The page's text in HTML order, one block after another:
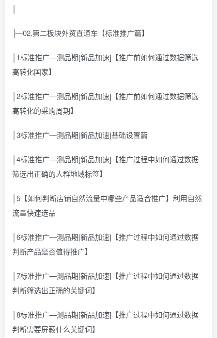
├─02.第二板块外贸直通车【标准推广篇】
│1标准推广—测品期[新品加速]【推广前如何通过数据筛选
高转化国家】
│2标准推广—测品期[新品加速]【推广前如何通过数据筛选
高转化的采购周期】
│3标准推广—测品期[新品加速]基础设置篇
│4标准推广—测品期[新品加速]【推广过程中如何通过数据
筛选出正确的人群地域标签】
│5【如何判断店铺自然流量中哪些产品适合推广】利用自然
流量快速选品
│6标准推广—测品期[新品加速]【推广过程中如何通过数据
判断产品是否值得推广】
│7标准推广—测品期[新品加速]【推广过程中如何通过数据
判断筛选出正确的关键词】
│8标准推广—测品期[新品加速]【推广过程中如何通过数据
判断需要屏蔽什么关键词】